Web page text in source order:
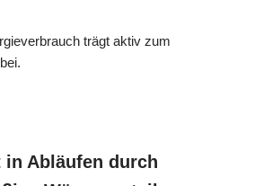
trägt aktiv zum
Abläufen durch